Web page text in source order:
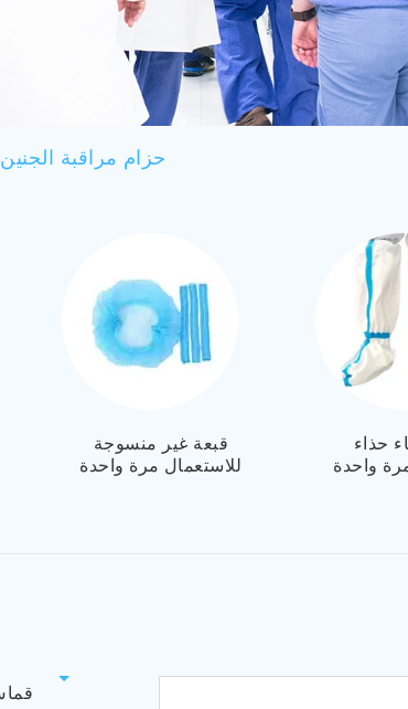
حزام مراقبة الجنين
قبعة غير منسوجة
للاستعمال مرة واحدة
حذاء
واحدة